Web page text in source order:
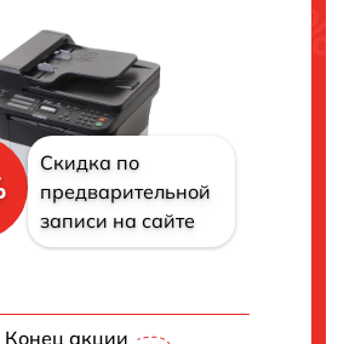
Скидка по
предварительной
записи на сайте
Конец акции